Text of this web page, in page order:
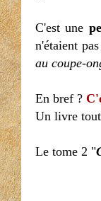
C'est une
n'étaient
au coupe-
En bref ?
Un livre
Le tome 2 "